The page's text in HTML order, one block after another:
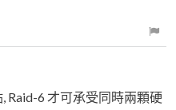
Raid-6 才可承受同時兩顆硬